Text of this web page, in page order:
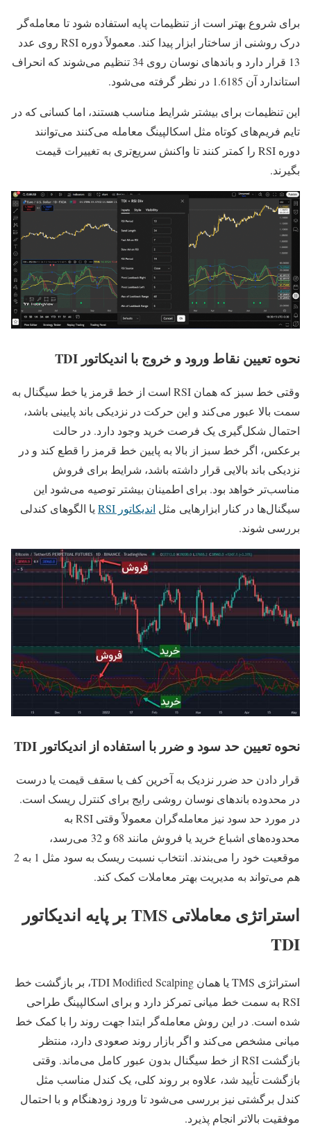
برای شروع بهتر است از تنظیمات پایه استفاده شود تا معامله‌گر
درک روشنی از ساختار ابزار پیدا کند. معمولاً دوره RSI روی عدد
13 قرار دارد و باندهای نوسان روی 34 تنظیم می‌شوند که انحراف
استاندارد آن 1.6185 در نظر گرفته می‌شود.
این تنظیمات برای بیشتر شرایط مناسب هستند، اما کسانی که در
تایم‌ فریم‌های کوتاه مثل اسکالپینگ معامله می‌کنند می‌توانند
دوره RSI را کمتر کنند تا واکنش سریع‌تری به تغییرات قیمت
بگیرند.
نحوه تعیین نقاط ورود و خروج با اندیکاتور TDI
وقتی خط سبز که همان RSI است از خط قرمز یا خط سیگنال به
سمت بالا عبور می‌کند و این حرکت در نزدیکی باند پایینی باشد،
احتمال شکل‌گیری یک فرصت خرید وجود دارد. در حالت
برعکس، اگر خط سبز از بالا به پایین خط قرمز را قطع کند و در
نزدیکی باند بالایی قرار داشته باشد، شرایط برای فروش
مناسب‌تر خواهد بود. برای اطمینان بیشتر توصیه می‌شود این
سیگنال‌ها در کنار ابزارهایی مثل اندیکاتور RSI
یا الگوهای کندلی
بررسی شوند.
نحوه تعیین حد سود و ضرر با استفاده از اندیکاتور TDI
قرار دادن حد ضرر نزدیک به آخرین کف یا سقف قیمت یا درست
در محدوده باندهای نوسان روشی رایج برای کنترل ریسک است.
در مورد حد سود نیز معامله‌گران معمولاً وقتی RSI به
محدوده‌های اشباع خرید یا فروش مانند 68 و 32 می‌رسد،
موقعیت خود را می‌بندند. انتخاب نسبت ریسک به سود مثل 1 به 2
هم می‌تواند به مدیریت بهتر معاملات کمک کند.
استراتژی معاملاتی TMS بر پایه اندیکاتور
TDI
استراتژی TMS یا همان TDI Modified Scalping، بر بازگشت خط
RSI به سمت خط میانی تمرکز دارد و برای اسکالپینگ طراحی
شده است. در این روش معامله‌گر ابتدا جهت روند را با کمک خط
میانی مشخص می‌کند و اگر بازار روند صعودی دارد، منتظر
بازگشت RSI از خط سیگنال بدون عبور کامل می‌ماند. وقتی
بازگشت تأیید شد، علاوه بر روند کلی، یک کندل مناسب مثل
کندل برگشتی نیز بررسی می‌شود تا ورود زودهنگام و با احتمال
موفقیت بالاتر انجام پذیرد.